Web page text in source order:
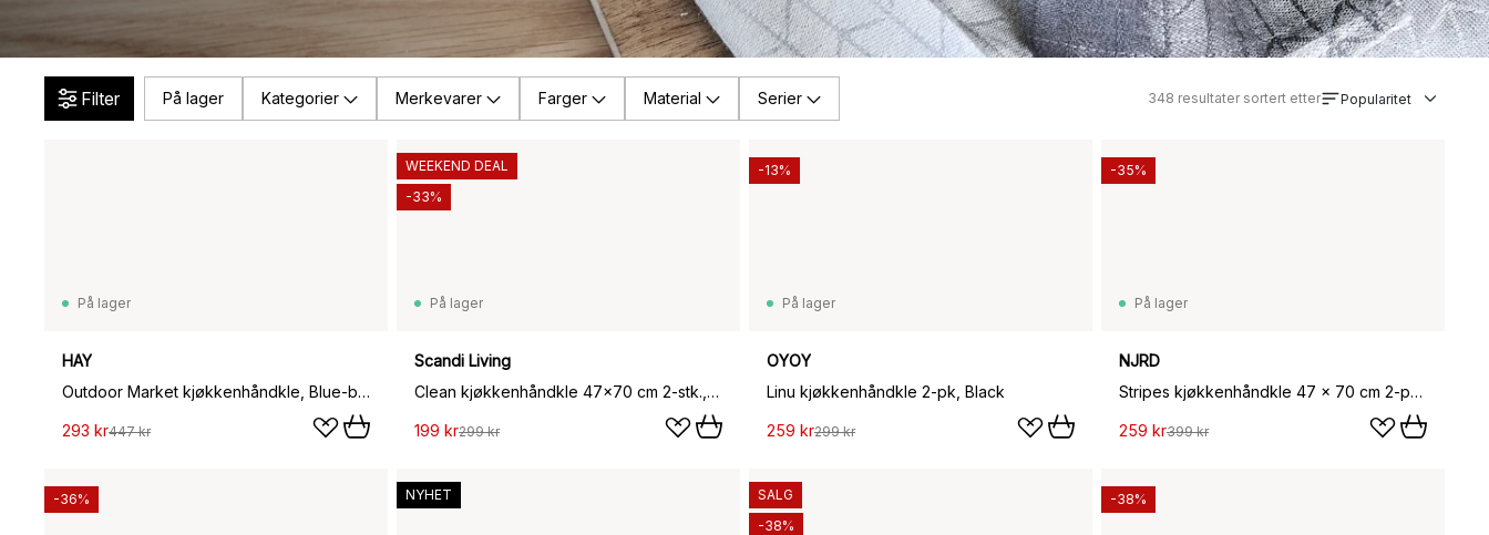
Filter På lager Kategorier Merkevarer Farger Material Serier 348 resultater sortert etter Popularitet
På lager
HAY
Outdoor Market kjøkkenhåndkle, Blue-beige, 2-pakning
293 kr447 kr
På lager
Scandi Living
Clean kjøkkenhåndkle 47x70 cm 2-stk., Sand
199 kr299 kr
WEEKEND DEAL
-33%
På lager
OYOY
Linu kjøkkenhåndkle 2-pk, Black
259 kr299 kr
-13%
På lager
NJRD
Stripes kjøkkenhåndkle 47 x 70 cm 2-pakning, Brun-hvit
259 kr399 kr
-35%
-36% NYHET
SALG
-38%
-38%